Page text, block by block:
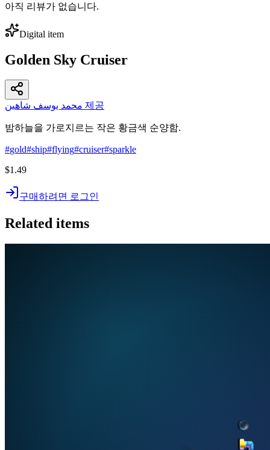
아직 리뷰가 없습니다.
Digital item
Golden Sky Cruiser
محمد يوسف شاهين 제공
밤하늘을 가로지르는 작은 황금색 순양함.
#gold#ship#flying#cruiser#sparkle
$1.49
구매하려면 로그인
Related items